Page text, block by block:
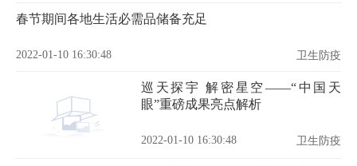
春节期间各地生活必需品储备充足
2022-01-10 16:30:48 卫生防疫
巡天探宇 解密星空——“中国天
眼”重磅成果亮点解析
2022-01-10 16:30:48 卫生防疫